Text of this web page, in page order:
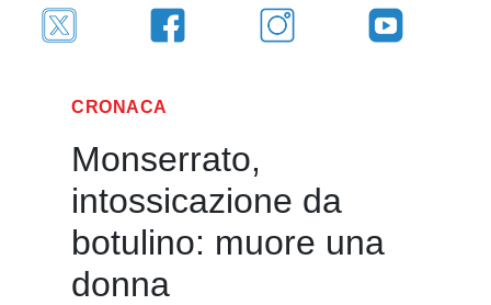
CRONACA
Monserrato,
intossicazione da
botulino: muore una
donna